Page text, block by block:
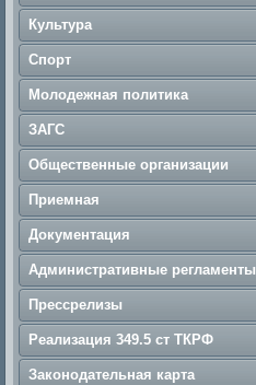
Культура
Спорт
Молодежная политика
ЗАГС
Общественные организации
Приемная
Документация
Административные регламенты
Прессрелизы
Реализация 349.5 ст ТКРФ
Законодательная карта